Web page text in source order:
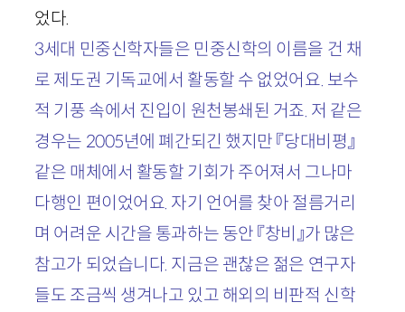
었다.
3세대 민중신학자들은 민중신학의 이름을 건 채
로 제도권 기독교에서 활동할 수 없었어요. 보수
적 기풍 속에서 진입이 원천봉쇄된 거죠. 저 같은
경우는 2005년에 폐간되긴 했지만 『당대비평』
같은 매체에서 활동할 기회가 주어져서 그나마
다행인 편이었어요. 자기 언어를 찾아 절름거리
며 어려운 시간을 통과하는 동안 『창비』가 많은
참고가 되었습니다. 지금은 괜찮은 젊은 연구자
들도 조금씩 생겨나고 있고 해외의 비판적 신학